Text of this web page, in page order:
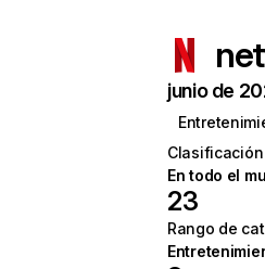
junio de
En todo el
23
Rango de